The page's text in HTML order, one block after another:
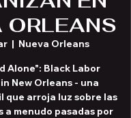
ORLEANS
  |
Nueva Orleans
Alone": Black Labor
New Orleans - una
que arroja luz sobre las
a menudo pasadas por